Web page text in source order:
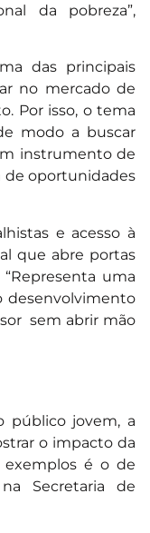
da pobreza”,
das principais
no mercado de
Por isso, o tema
modo a buscar
instrumento de
de oportunidades
e acesso à
que abre portas
uma
desenvolvimento
sem abrir mão
público jovem, a
o impacto da
é o de
Secretaria de